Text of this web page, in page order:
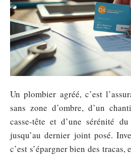
Un plombier agréé, c’est
sans zone d’ombre, d’un
casse-tête et d’une sérénité
jusqu’au dernier joint posé.
c’est s’épargner bien des